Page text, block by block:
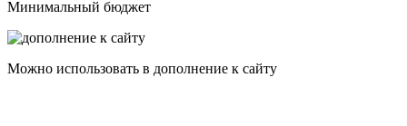
Минимальный бюджет
Можно использовать в дополнение к сайту